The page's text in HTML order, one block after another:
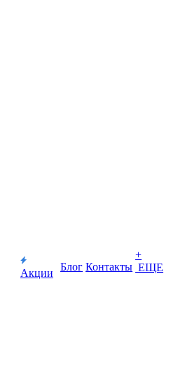
Акции
Блог Контакты
+
ЕЩЕ